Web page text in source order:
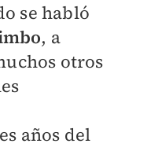
se habló
, a
otros
años del